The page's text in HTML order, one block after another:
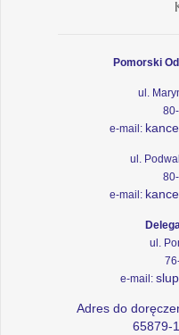
Pomorski
ul.
e-mail:
ul.
e-mail:
ul.
e-mail:
Adres do
65879-